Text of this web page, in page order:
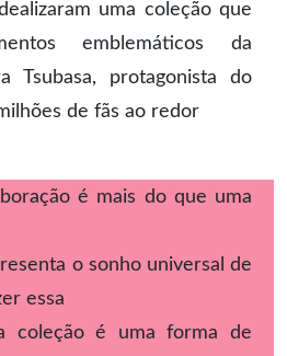
uma coleção que
emblemáticos da
Tsubasa, protagonista do
de fãs ao redor
é mais do que uma
o sonho universal de
essa
coleção é uma forma de